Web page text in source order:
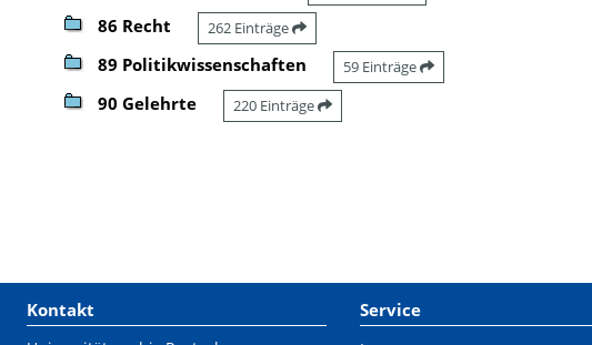
86 Recht 262 Einträge
89 Politikwissenschaften 59 Einträge
90 Gelehrte 220 Einträge
Kontakt Service